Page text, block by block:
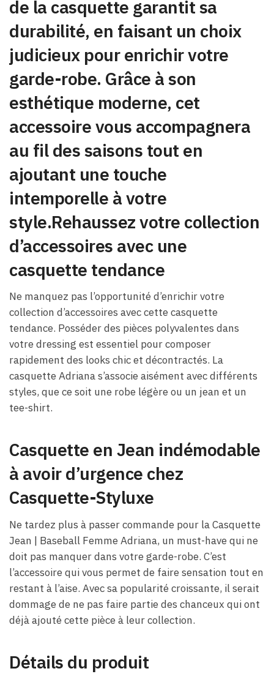
de la casquette garantit sa
durabilité, en faisant un choix
judicieux pour enrichir votre
garde-robe. Grâce à son
esthétique moderne, cet
accessoire vous accompagnera
au fil des saisons tout en
ajoutant une touche
intemporelle à votre
style.Rehaussez votre collection
d’accessoires avec une
casquette tendance
Ne manquez pas l’opportunité d’enrichir votre
collection d’accessoires avec cette casquette
tendance. Posséder des pièces polyvalentes dans
votre dressing est essentiel pour composer
rapidement des looks chic et décontractés. La
casquette Adriana s’associe aisément avec différents
styles, que ce soit une robe légère ou un jean et un
tee-shirt.
Casquette en Jean indémodable
à avoir d’urgence chez
Casquette-Styluxe
Ne tardez plus à passer commande pour la Casquette
Jean | Baseball Femme Adriana, un must-have qui ne
doit pas manquer dans votre garde-robe. C’est
l’accessoire qui vous permet de faire sensation tout en
restant à l’aise. Avec sa popularité croissante, il serait
dommage de ne pas faire partie des chanceux qui ont
déjà ajouté cette pièce à leur collection.
Détails du produit